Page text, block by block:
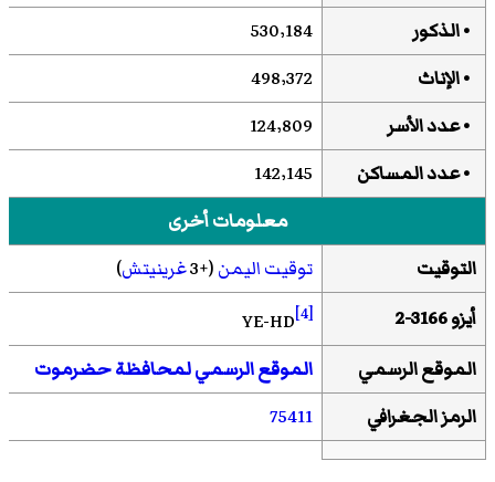
• الذكور
530٬184
• الإناث
498٬372
• عدد الأسر
124٬809
• عدد المساكن
142٬145
معلومات أخرى
التوقيت
توقيت اليمن(+3 غرينيتش)
أيزو 3166-2
YE-HD[4]
الموقع الرسمي
الموقع الرسمي لمحافظة حضرموت
الرمز الجغرافي
75411